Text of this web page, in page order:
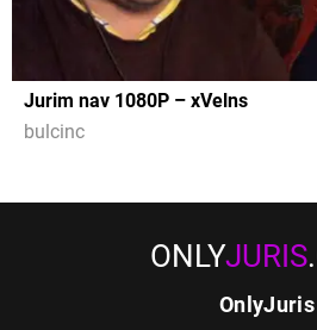
Jurim nav 1080P – xVelns
bulcinc
ONLYJURIS
OnlyJuris